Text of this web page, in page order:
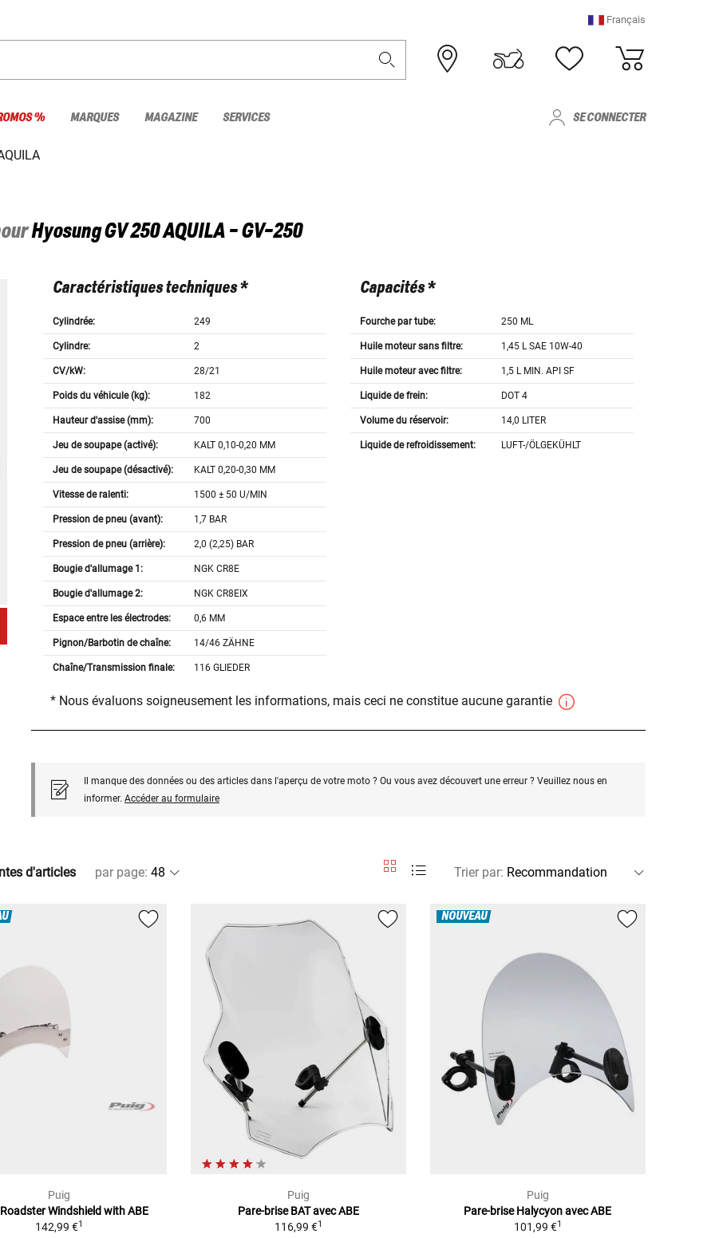
Français
% MARQUES MAGAZINE SERVICES SE CONNECTER
HyosungGV 250 AQUILA - GV-250
Caractéristiques techniques *
Cylindrée: 249
Cylindre: 2
CV/kW: 28/21
Poids du véhicule (kg): 182
Hauteur d'assise (mm): 700
Jeu de soupape (activé): KALT 0,10-0,20 MM
Jeu de soupape (désactivé): KALT 0,20-0,30 MM
Vitesse de ralenti: 1500 ± 50 U/MIN
Pression de pneu (avant): 1,7 BAR
Pression de pneu (arrière): 2,0 (2,25) BAR
Bougie d'allumage 1: NGK CR8E
Bougie d'allumage 2: NGK CR8EIX
Espace entre les électrodes: 0,6 MM
Pignon/Barbotin de chaîne: 14/46 ZÄHNE
Chaîne/Transmission finale: 116 GLIEDER
Capacités *
Fourche par tube: 250 ML
Huile moteur sans filtre: 1,45 L SAE 10W-40
Huile moteur avec filtre: 1,5 L MIN. API SF
Liquide de frein: DOT 4
Volume du réservoir: 14,0 LITER
Liquide de refroidissement: LUFT-/ÖLGEKÜHLT
* Nous évaluons soigneusement les informations, mais ceci ne constitue aucune garantie
Il manque des données ou des articles dans l'aperçu de votre moto ? Ou vous avez découvert une erreur ? Veuillez nous en
informer. Accéder au formulaire
d'articles par page: Trier par:
Puig
Windshield with ABE
142,99 €1
Puig
Pare-brise BAT avec ABE
116,99 €1
NOUVEAU
Puig
Pare-brise Halycyon avec ABE
101,99 €1